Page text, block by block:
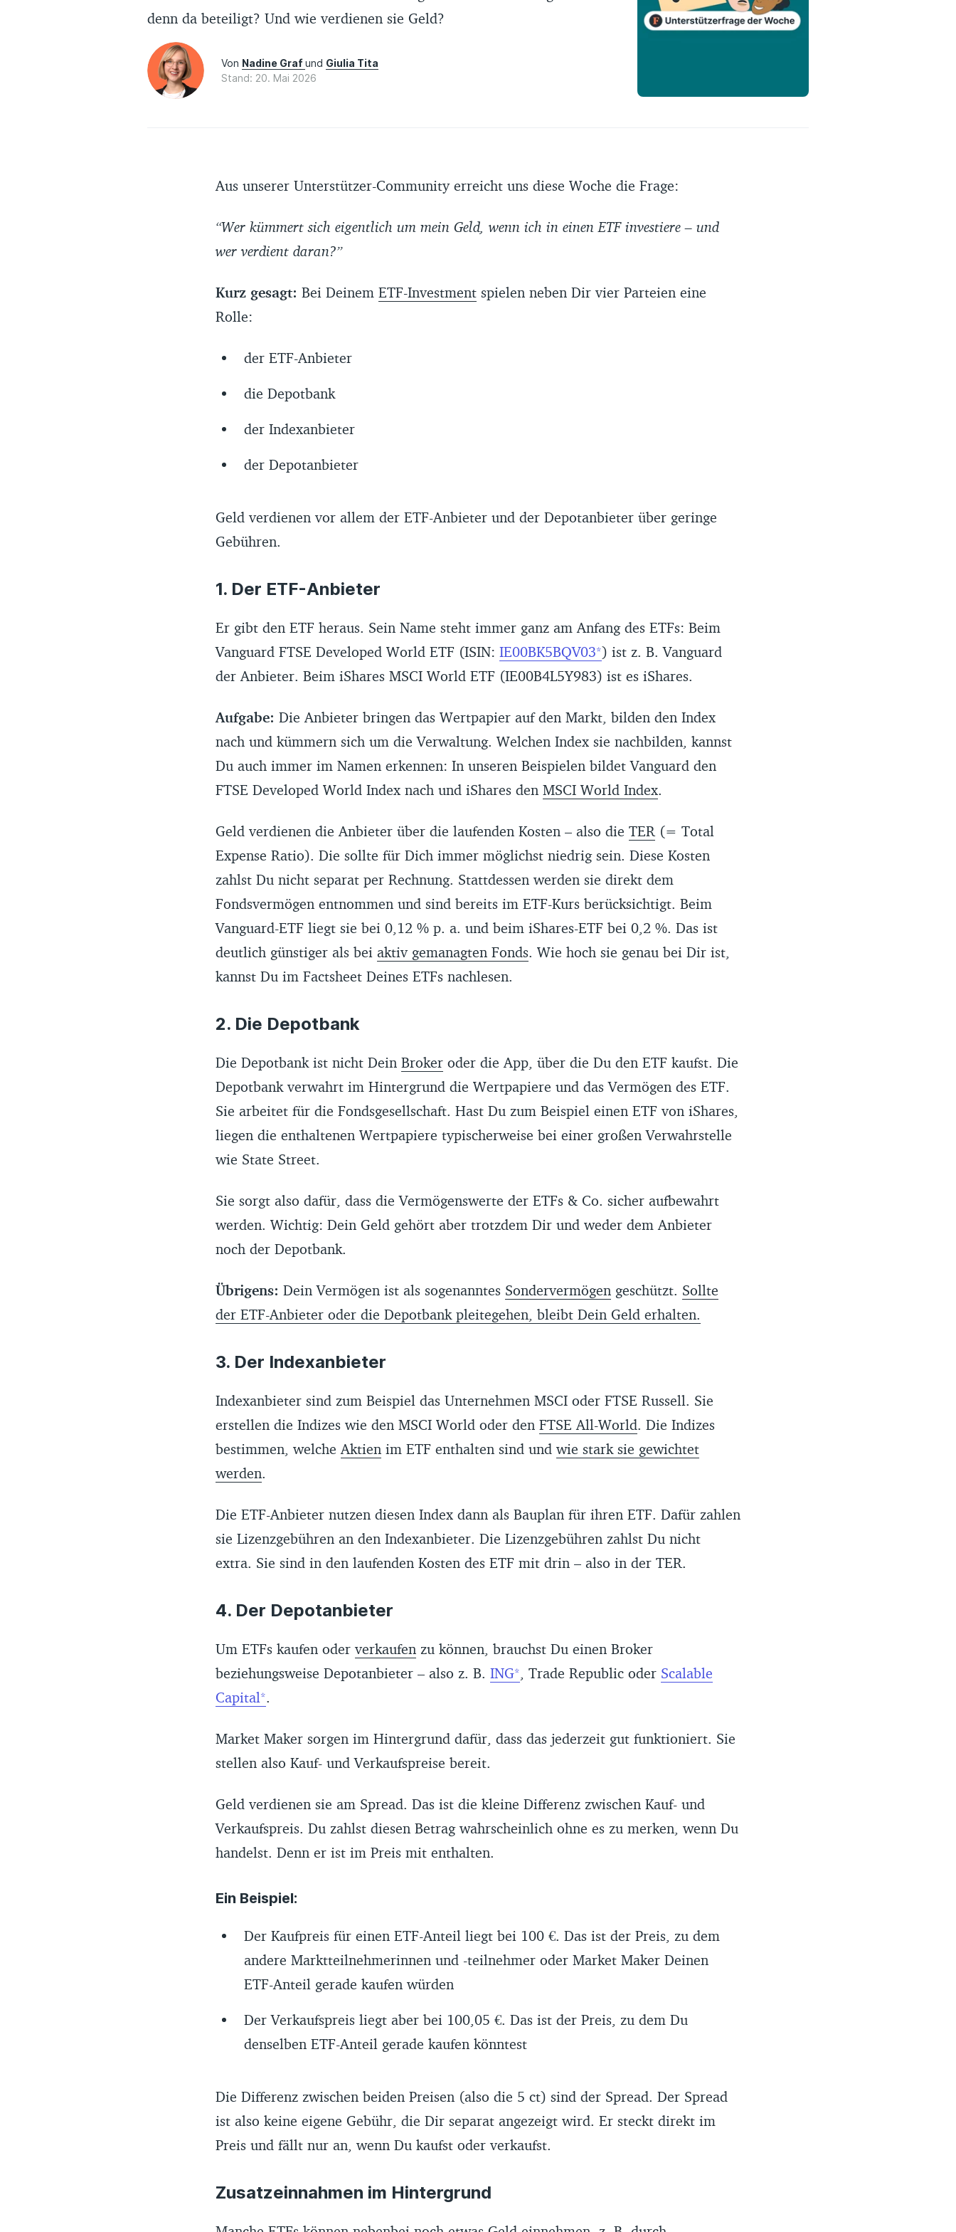
Erfahrungsportal
Academy
Über uns
denn da beteiligt? Und wie verdienen sie Geld?
Von Nadine Grafund Giulia Tita
Stand: 20. Mai 2026
Aus unserer Unterstützer-Community erreicht uns diese Woche die Frage:
“Wer kümmert sich eigentlich um mein Geld, wenn ich in einen ETF investiere – und
wer verdient daran?”
Kurz gesagt: Bei Deinem ETF-Investmentspielen neben Dir vier Parteien eine
Rolle:
der ETF-Anbieter
die Depotbank
der Indexanbieter
der Depotanbieter
Geld verdienen vor allem der ETF-Anbieter und der Depotanbieter über geringe
Gebühren.
1. Der ETF-Anbieter
Er gibt den ETF heraus. Sein Name steht immer ganz am Anfang des ETFs: Beim
Vanguard FTSE Developed World ETF (ISIN: IE00BK5BQV03 ) ist z. B. Vanguard
der Anbieter. Beim iShares MSCI World ETF (IE00B4L5Y983) ist es iShares.
Aufgabe: Die Anbieter bringen das Wertpapier auf den Markt, bilden den Index
nach und kümmern sich um die Verwaltung. Welchen Index sie nachbilden, kannst
Du auch immer im Namen erkennen: In unseren Beispielen bildet Vanguard den
FTSE Developed World Index nach und iShares den MSCI World Index.
Geld verdienen die Anbieter über die laufenden Kosten – also die TER(= Total
Expense Ratio). Die sollte für Dich immer möglichst niedrig sein. Diese Kosten
zahlst Du nicht separat per Rechnung. Stattdessen werden sie direkt dem
Fondsvermögen entnommen und sind bereits im ETF-Kurs berücksichtigt. Beim
Vanguard-ETF liegt sie bei 0,12 % p. a. und beim iShares-ETF bei 0,2 %. Das ist
deutlich günstiger als bei aktiv gemanagten Fonds. Wie hoch sie genau bei Dir ist,
kannst Du im Factsheet Deines ETFs nachlesen.
2. Die Depotbank
Die Depotbank ist nicht Dein Brokeroder die App, über die Du den ETF kaufst. Die
Depotbank verwahrt im Hintergrund die Wertpapiere und das Vermögen des ETF.
Sie arbeitet für die Fondsgesellschaft. Hast Du zum Beispiel einen ETF von iShares,
liegen die enthaltenen Wertpapiere typischerweise bei einer großen Verwahrstelle
wie State Street.
Sie sorgt also dafür, dass die Vermögenswerte der ETFs & Co. sicher aufbewahrt
werden. Wichtig: Dein Geld gehört aber trotzdem Dir und weder dem Anbieter
noch der Depotbank.
Übrigens: Dein Vermögen ist als sogenanntes Sondervermögengeschützt. Sollte
der ETF-Anbieter oder die Depotbank pleitegehen, bleibt Dein Geld erhalten.
3. Der Indexanbieter
Indexanbieter sind zum Beispiel das Unternehmen MSCI oder FTSE Russell. Sie
erstellen die Indizes wie den MSCI World oder den FTSE All-World. Die Indizes
bestimmen, welcheAktienim ETF enthalten sind und wie stark sie gewichtet
werden.
Die ETF-Anbieter nutzen diesen Index dann als Bauplan für ihren ETF. Dafür zahlen
sie Lizenzgebühren an den Indexanbieter. Die Lizenzgebühren zahlst Du nicht
extra. Sie sind in den laufenden Kosten des ETF mit drin – also in der TER.
4. Der Depotanbieter
Um ETFs kaufen oder verkaufenzu können, brauchst Du einen Broker
beziehungsweise Depotanbieter – also z. B. ING , Trade Republic oder Scalable
Capital .
Market Maker sorgen im Hintergrund dafür, dass das jederzeit gut funktioniert. Sie
stellen also Kauf- und Verkaufspreise bereit.
Geld verdienen sie am Spread. Das ist die kleine Differenz zwischen Kauf- und
Verkaufspreis. Du zahlst diesen Betrag wahrscheinlich ohne es zu merken, wenn Du
handelst. Denn er ist im Preis mit enthalten.
Ein Beispiel:
Der Kaufpreis für einen ETF-Anteil liegt bei 100 €. Das ist der Preis, zu dem
andere Marktteilnehmerinnen und -teilnehmer oder Market Maker Deinen
ETF-Anteil gerade kaufen würden
Der Verkaufspreis liegt aber bei 100,05 €. Das ist der Preis, zu dem Du
denselben ETF-Anteil gerade kaufen könntest
Die Differenz zwischen beiden Preisen (also die 5 ct) sind der Spread. Der Spread
ist also keine eigene Gebühr, die Dir separat angezeigt wird. Er steckt direkt im
Preis und fällt nur an, wenn Du kaufst oder verkaufst.
Zusatzeinnahmen im Hintergrund